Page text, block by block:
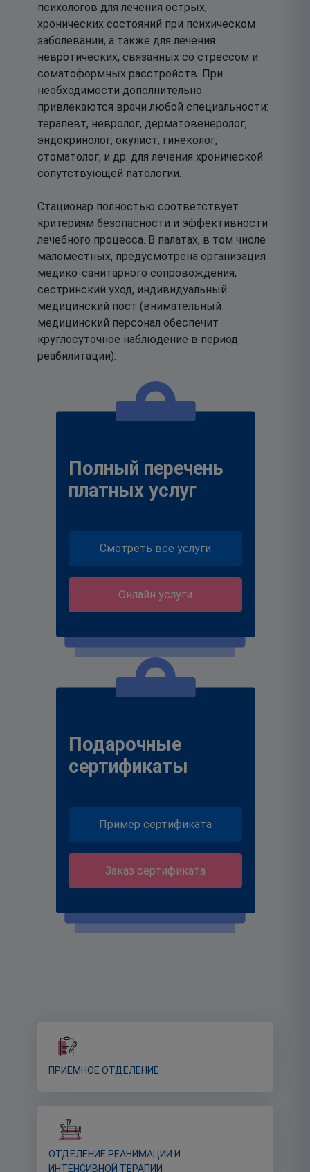
психологов для лечения острых,
хронических состояний при психическом
заболевании, а также для лечения
невротических, связанных со стрессом и
соматоформных расстройств. При
необходимости дополнительно
привлекаются врачи любой специальности:
терапевт, невролог, дерматовенеролог,
эндокринолог, окулист, гинеколог,
стоматолог, и др. для лечения хронической
сопутствующей патологии.
Стационар полностью соответствует
критериям безопасности и эффективности
лечебного процесса. В палатах, в том числе
маломестных, предусмотрена организация
медико-санитарного сопровождения,
сестринский уход, индивидуальный
медицинский пост (внимательный
медицинский персонал обеспечит
круглосуточное наблюдение в период
реабилитации).
Полный перечень
платных услуг
Смотреть все услуги
Онлайн услуги
Подарочные
сертификаты
Пример сертификата
Заказ сертификата
ПРИЁМНОЕ ОТДЕЛЕНИЕ
ОТДЕЛЕНИЕ РЕАНИМАЦИИ И
ИНТЕНСИВНОЙ ТЕРАПИИ